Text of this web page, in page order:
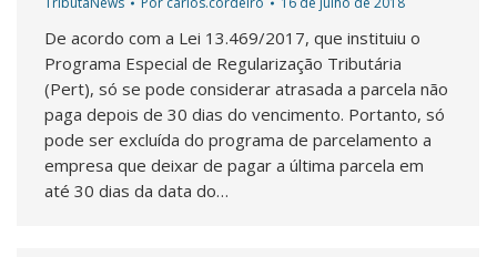
De acordo com a Lei 13.469/2017, que instituiu o
Programa Especial de Regularização Tributária
(Pert), só se pode considerar atrasada a parcela não
paga depois de 30 dias do vencimento. Portanto, só
pode ser excluída do programa de parcelamento a
empresa que deixar de pagar a última parcela em
até 30 dias da data do…